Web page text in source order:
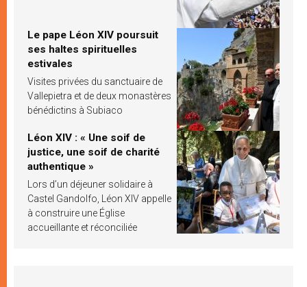
Le pape Léon XIV poursuit
ses haltes spirituelles
estivales
Visites privées du sanctuaire de
Vallepietra et de deux monastères
bénédictins à Subiaco
Léon XIV : « Une soif de
justice, une soif de charité
authentique »
Lors d’un déjeuner solidaire à
Castel Gandolfo, Léon XIV appelle
à construire une Église
accueillante et réconciliée